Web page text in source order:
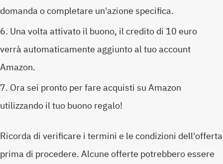
domanda o completare un'azione specifica.
Una volta attivato il buono, il credito di 10 euro
verrà automaticamente aggiunto al tuo account
Amazon.
Ora sei pronto per fare acquisti su Amazon
utilizzando il tuo buono regalo!
Ricorda di verificare i termini e le condizioni dell'offerta
prima di procedere. Alcune offerte potrebbero essere